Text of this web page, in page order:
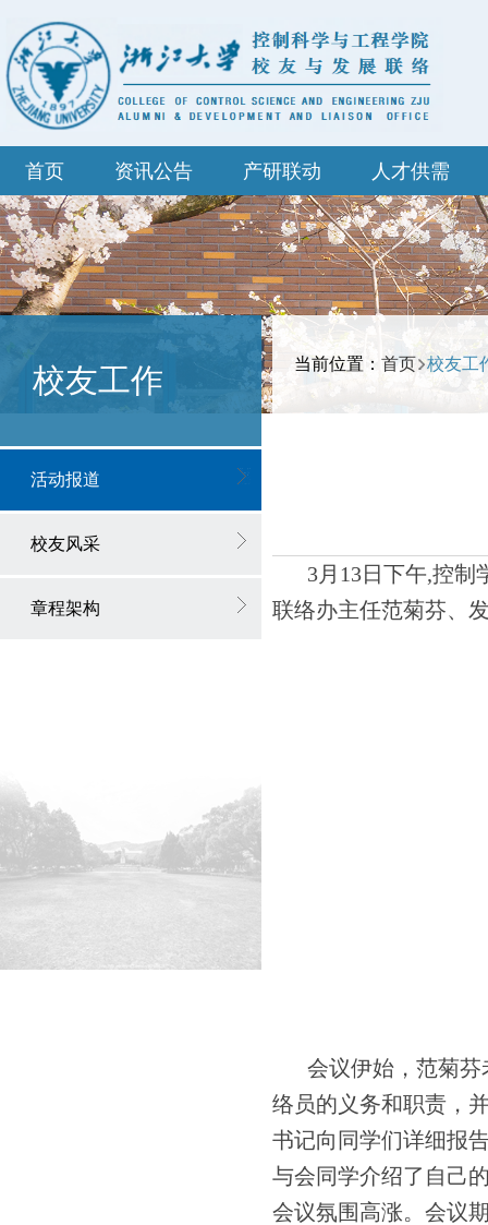
首页 资讯公告 产研联动 人才供需
校友工作
活动报道
校友风采
章程架构
当前位置： 首页 校友工
3月13日下午,控
联络办主任范菊芬、
会议伊始，范菊
络员的义务和职责，
书记向同学们详细报
与会同学介绍了自己
会议氛围高涨。会议